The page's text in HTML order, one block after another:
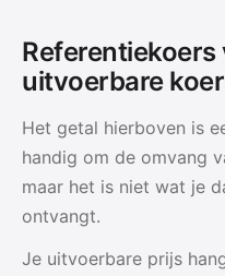
Referentiekoers
uitvoerbare
Het getal hierboven is
handig om de omvang
maar het is niet wat je
ontvangt.
Je uitvoerbare prijs